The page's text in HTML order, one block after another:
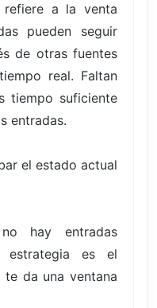
a la venta
pueden seguir
de otras fuentes
real. Faltan
tiempo suficiente
entradas.
el estado actual
hay entradas
estrategia es el
da una ventana